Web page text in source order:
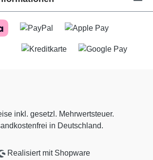
inkl. gesetzl. Mehrwertsteuer.
in Deutschland.
Realisiert mit Shopware